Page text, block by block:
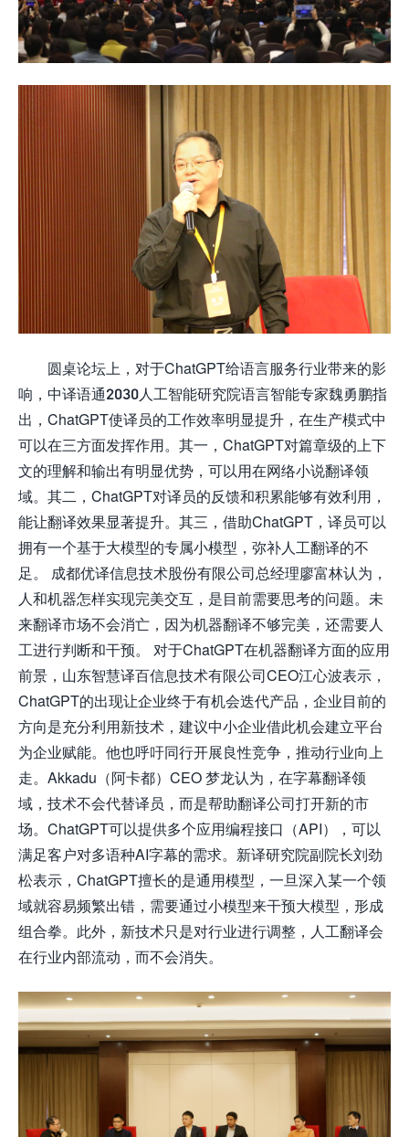
圆桌论坛上，对于ChatGPT给语言服务行业带来的影
响，中译语通2030人工智能研究院语言智能专家魏勇鹏指
出，ChatGPT使译员的工作效率明显提升，在生产模式中
可以在三方面发挥作用。其一，ChatGPT对篇章级的上下
文的理解和输出有明显优势，可以用在网络小说翻译领
域。其二，ChatGPT对译员的反馈和积累能够有效利用，
能让翻译效果显著提升。其三，借助ChatGPT，译员可以
拥有一个基于大模型的专属小模型，弥补人工翻译的不
足。 成都优译信息技术股份有限公司总经理廖富林认为，
人和机器怎样实现完美交互，是目前需要思考的问题。未
来翻译市场不会消亡，因为机器翻译不够完美，还需要人
工进行判断和干预。 对于ChatGPT在机器翻译方面的应用
前景，山东智慧译百信息技术有限公司CEO江心波表示，
ChatGPT的出现让企业终于有机会迭代产品，企业目前的
方向是充分利用新技术，建议中小企业借此机会建立平台
为企业赋能。他也呼吁同行开展良性竞争，推动行业向上
走。Akkadu（阿卡都）CEO 梦龙认为，在字幕翻译领
域，技术不会代替译员，而是帮助翻译公司打开新的市
场。ChatGPT可以提供多个应用编程接口（API），可以
满足客户对多语种AI字幕的需求。新译研究院副院长刘劲
松表示，ChatGPT擅长的是通用模型，一旦深入某一个领
域就容易频繁出错，需要通过小模型来干预大模型，形成
组合拳。此外，新技术只是对行业进行调整，人工翻译会
在行业内部流动，而不会消失。